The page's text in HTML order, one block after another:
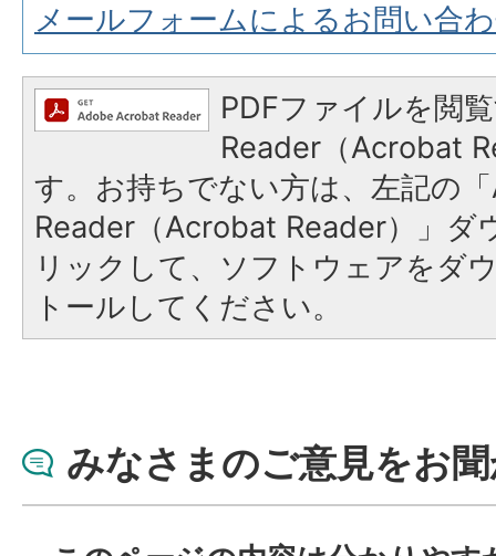
メールフォームによるお問い合
PDFファイルを閲
Reader（Acrobat
す。お持ちでない方は、左記の
Reader（Acrobat Reader）」ダ
リックして、ソフトウェアをダ
トールしてください。
みなさまのご意見をお